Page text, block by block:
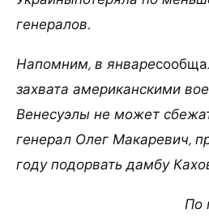
генералов.
Напомним, в январе
захвата американскими
Венесуэлы не может
генерал Олег Макаревич,
году подорвать дамбу
По